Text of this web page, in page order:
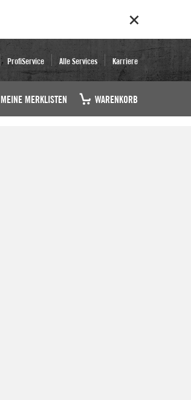
ProfiService Alle Services Karriere
MEINE MERKLISTEN WARENKORB